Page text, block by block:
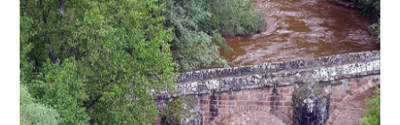
AGENDA
VENIR